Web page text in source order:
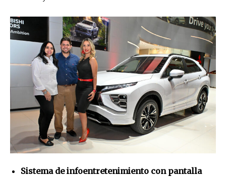
Sistema de infoentretenimiento con pantalla